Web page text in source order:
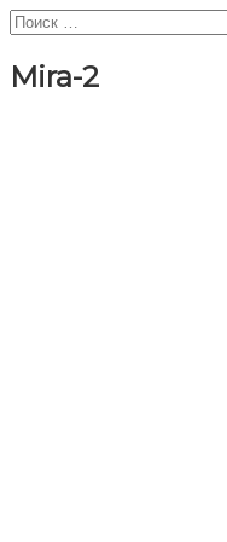
Искать:
Mira-2